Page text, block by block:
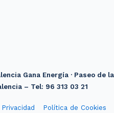
Gana Energía · Paseo de la
– Tel: 96 313 03 21
Política de Cookies